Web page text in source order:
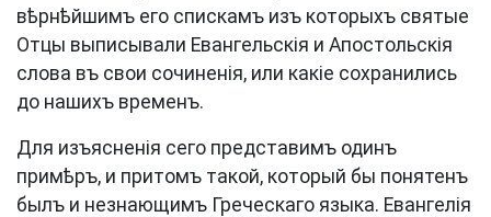
вѣрнѣйшимъ его спискамъ изъ которыхъ святые
Отцы выписывали Евангельскія и Апостольскія
слова въ свои сочиненія, или какіе сохранились
до нашихъ временъ.
Для изъясненія сего представимъ одинъ
примѣръ, и притомъ такой, который бы понятенъ
былъ и незнающимъ Греческаго языка. Евангелія